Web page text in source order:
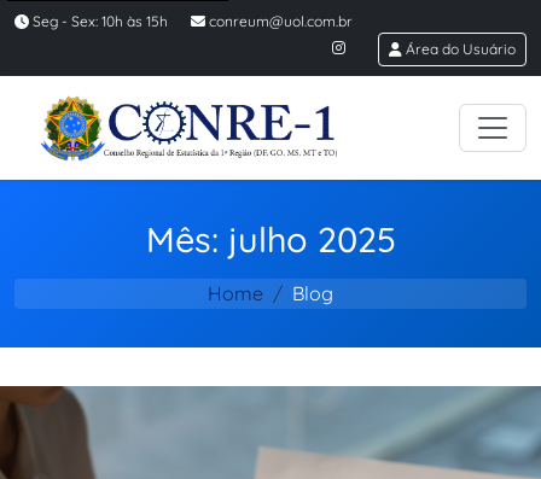
Seg - Sex: 10h às 15h
conreum@uol.com.br
Área do Usuário
Mês: julho 2025
Home Blog